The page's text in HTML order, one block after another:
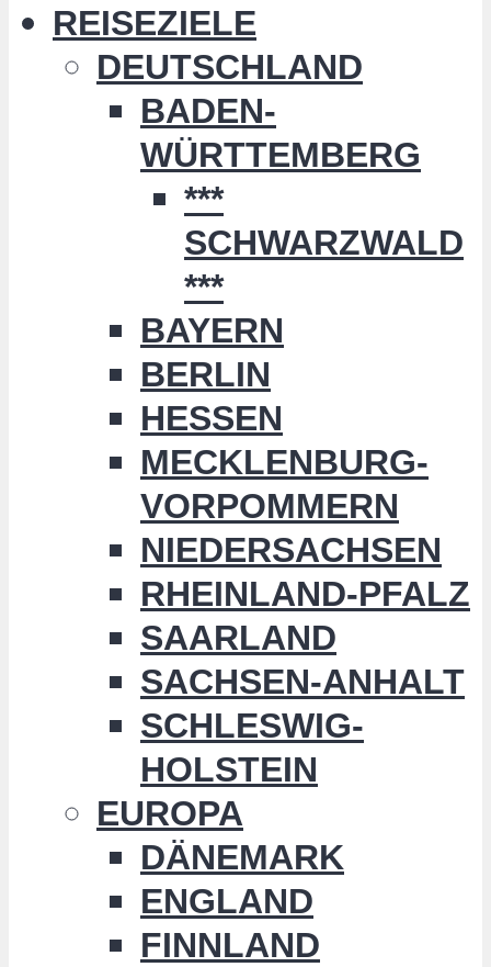
REISEZIELE
DEUTSCHLAND
BADEN-
WÜRTTEMBERG
***
SCHWARZWALD
***
BAYERN
BERLIN
HESSEN
MECKLENBURG-
VORPOMMERN
NIEDERSACHSEN
RHEINLAND-PFALZ
SAARLAND
SACHSEN-ANHALT
SCHLESWIG-
HOLSTEIN
EUROPA
DÄNEMARK
ENGLAND
FINNLAND